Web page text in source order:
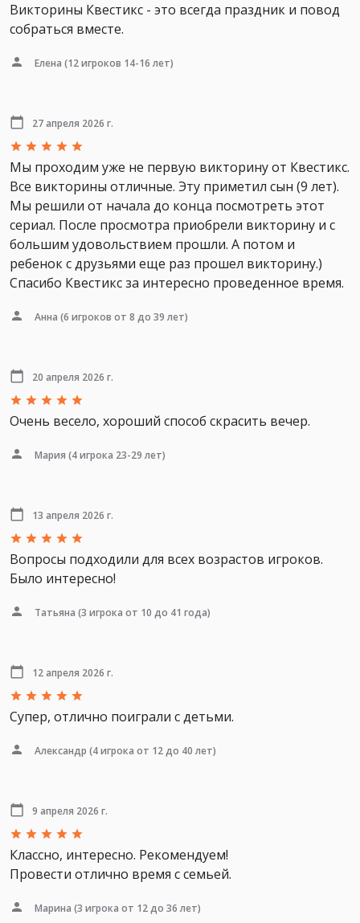
Викторины Квестикс - это всегда праздник и повод
собраться вместе.
Елена (12 игроков 14-16 лет)
27 апреля 2026 г.
Мы проходим уже не первую викторину от Квестикс.
Все викторины отличные. Эту приметил сын (9 лет).
Мы решили от начала до конца посмотреть этот
сериал. После просмотра приобрели викторину и с
большим удовольствием прошли. А потом и
ребенок с друзьями еще раз прошел викторину.)
Спасибо Квестикс за интересно проведенное время.
Анна (6 игроков от 8 до 39 лет)
20 апреля 2026 г.
Очень весело, хороший способ скрасить вечер.
Мария (4 игрока 23-29 лет)
13 апреля 2026 г.
Вопросы подходили для всех возрастов игроков.
Было интересно!
Татьяна (3 игрока от 10 до 41 года)
12 апреля 2026 г.
Супер, отлично поиграли с детьми.
Александр (4 игрока от 12 до 40 лет)
9 апреля 2026 г.
Классно, интересно. Рекомендуем!
Провести отлично время с семьей.
Марина (3 игрока от 12 до 36 лет)